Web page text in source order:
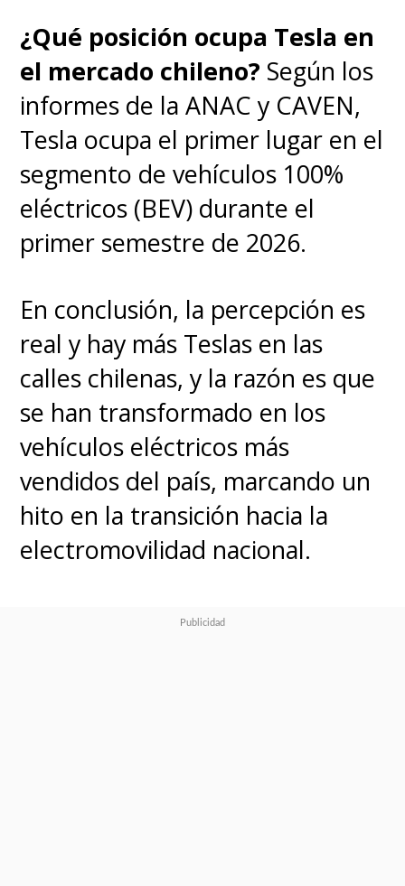
¿Qué posición ocupa Tesla en
el mercado chileno? Según los
informes de la ANAC y CAVEN,
Tesla ocupa el primer lugar en el
segmento de vehículos 100%
eléctricos (BEV) durante el
primer semestre de 2026.
En conclusión, la percepción es
real y hay más Teslas en las
calles chilenas, y la razón es que
se han transformado en los
vehículos eléctricos más
vendidos del país, marcando un
hito en la transición hacia la
electromovilidad nacional.